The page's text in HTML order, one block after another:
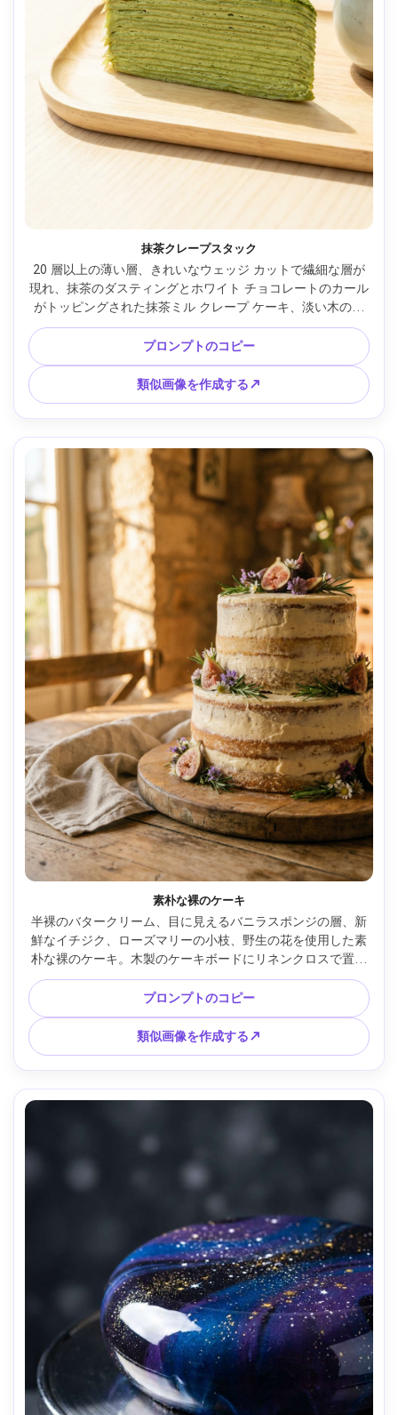
抹茶クレープスタック
20 層以上の薄い層、きれいなウェッジ カットで繊細な層が
現れ、抹茶のダスティングとホワイト チョコレートのカール
がトッピングされた抹茶ミル クレープ ケーキ、淡い木のテ
ーブルの上にセット、風通しの良い日光、Sony A7IV で撮
影、90mm マクロ、f/3.2、クローズ フレーミング、超リアル
なレイヤーとクリーム色の光沢、モダンな和菓子スタイル --
ar 4:5
プロンプトのコピー
類似画像を作成する↗
素朴な裸のケーキ
半裸のバタークリーム、目に見えるバニラスポンジの層、新
鮮なイチジク、ローズマリーの小枝、野生の花を使用した素
朴な裸のケーキ。木製のケーキボードにリネンクロスで置か
れ、暖かいゴールデンアワーの光、Canon 5D Mark IV で撮
影、85mm、f/2.2、深さが浅く、柔らかいフィルムのような
カラーグレーディング、フォトリアルなウェディングデザー
トの雰囲気 --ar 4:5
プロンプトのコピー
類似画像を作成する↗